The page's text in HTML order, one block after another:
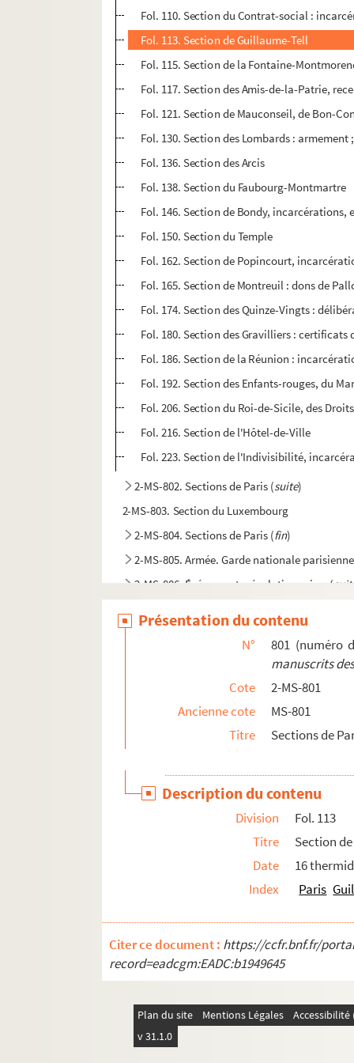
Fol. 110. Section du Contrat-social :
Fol. 113. Section de Guillaume-Tell
Fol. 115. Section de la Fontaine-
Fol. 117. Section des Amis-de-la-Patrie,
Fol. 121. Section de Mauconseil, de Bon-
Fol. 130. Section des Lombards :
Fol. 136. Section des Arcis
Fol. 138. Section du Faubourg-Montmartre
Fol. 146. Section de Bondy, incarcérations,
Fol. 150. Section du Temple
Fol. 162. Section de Popincourt,
Fol. 165. Section de Montreuil : dons de
Fol. 174. Section des Quinze-Vingts :
Fol. 180. Section des Gravilliers :
Fol. 186. Section de la Réunion :
Fol. 192. Section des Enfants-rouges, du
Fol. 206. Section du Roi-de-Sicile, des
Fol. 216. Section de l'Hôtel-de-Ville
Fol. 223. Section de l'Indivisibilité,
2-MS-802. Sections de Paris (suite)
2-MS-803. Section du Luxembourg
2-MS-804. Sections de Paris (fin)
2-MS-805. Armée. Garde nationale
2-MS-806. Événements révolutionnaires (
2-MS-810. Personnages de l'époque
2-MS-811. Personnages de l'époque
2-MS-812. Vignettes. Députés de Paris à
2-MS-814. Députés de Paris à l'Assemblée
2-MS-815. Députés à la Convention nationale
Présentation du contenu
N°
801 (numéro
manuscrits
Cote
2-MS-801
Ancienne cote
MS-801
Titre
Sections de
Description du contenu
Division
Fol. 113
Titre
Section
Date
16
Index
Paris
Citer ce document : https://ccfr.bnf.fr/
record=eadcgm:EADC:b1949645
Plan du site Mentions Légales
v 31.1.0